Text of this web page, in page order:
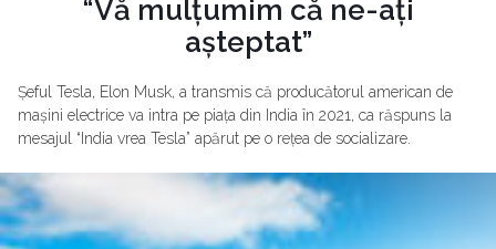
“Vă mulțumim că ne-ați
așteptat”
Șeful Tesla, Elon Musk, a transmis că producătorul american de
mașini electrice va intra pe piața din India în 2021, ca răspuns la
mesajul “India vrea Tesla” apărut pe o rețea de socializare.